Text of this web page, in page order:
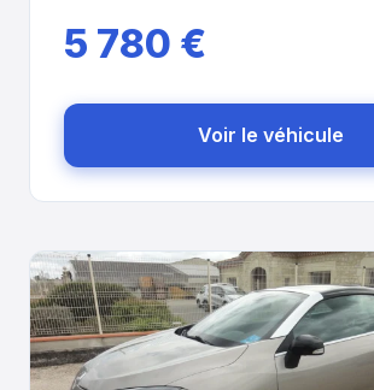
5 780 €
Voir le véhicule